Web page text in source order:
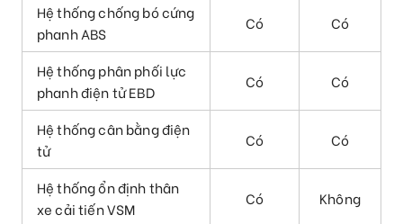
Hệ thống chống bó cứng
phanh ABS
Có Có
Hệ thống phân phối lực
phanh điện tử EBD
Có Có
Hệ thống cân bằng điện
tử
Có Có
Hệ thống ổn định thân
xe cải tiến VSM
Có Không